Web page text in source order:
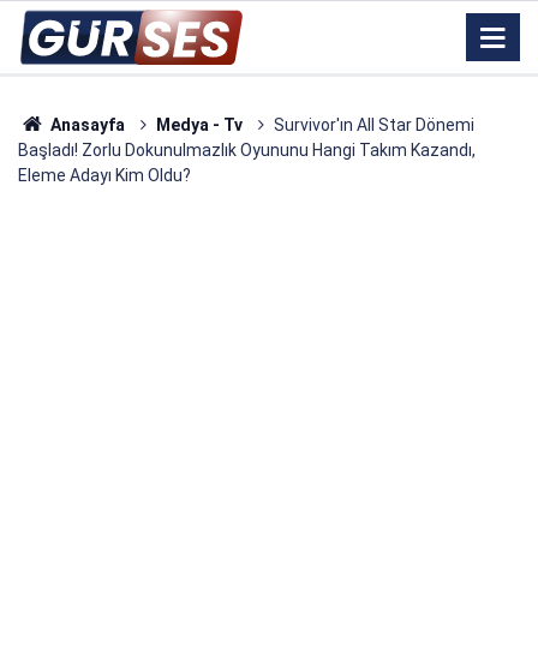
Anasayfa Medya - Tv
Survivor'ın All Star Dönemi
Başladı! Zorlu Dokunulmazlık Oyununu Hangi Takım Kazandı,
Eleme Adayı Kim Oldu?